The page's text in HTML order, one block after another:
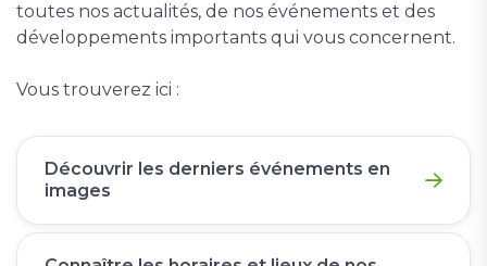
toutes nos actualités, de nos événements et des
développements importants qui vous concernent.
Vous trouverez ici :
Découvrir les derniers événements en
images